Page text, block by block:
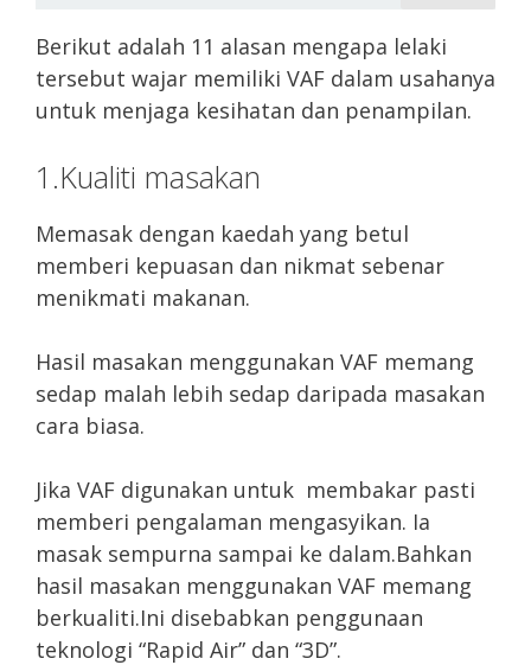
Berikut adalah 11 alasan mengapa lelaki
tersebut wajar memiliki VAF dalam usahanya
untuk menjaga kesihatan dan penampilan.
1.Kualiti masakan
Memasak dengan kaedah yang betul
memberi kepuasan dan nikmat sebenar
menikmati makanan.
Hasil masakan menggunakan VAF memang
sedap malah lebih sedap daripada masakan
cara biasa.
Jika VAF digunakan untuk membakar pasti
memberi pengalaman mengasyikan. Ia
masak sempurna sampai ke dalam.Bahkan
hasil masakan menggunakan VAF memang
berkualiti.Ini disebabkan penggunaan
teknologi “Rapid Air” dan “3D”.